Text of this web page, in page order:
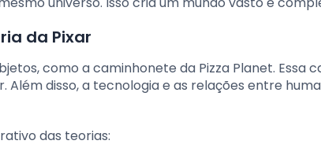
da Pixar
como a caminhonete da Pizza Planet. Essa
Além disso, a tecnologia e as relações entre
das teorias: